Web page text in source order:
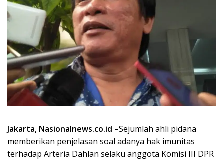
Jakarta, Nasionalnews.co.id –Sejumlah ahli pidana
memberikan penjelasan soal adanya hak imunitas
terhadap Arteria Dahlan selaku anggota Komisi III DPR